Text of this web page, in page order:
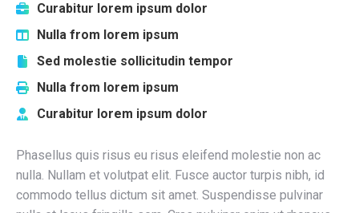
Curabitur lorem ipsum dolor
Nulla from lorem ipsum
Sed molestie sollicitudin tempor
Nulla from lorem ipsum
Curabitur lorem ipsum dolor
Phasellus quis risus eu risus eleifend molestie non ac
nulla. Nullam et volutpat elit. Fusce auctor turpis nibh, id
commodo tellus dictum sit amet. Suspendisse pulvinar